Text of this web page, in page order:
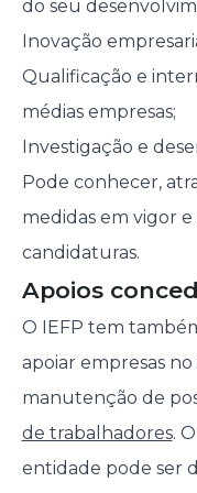
do seu
Inovação
Qualificação e
médias empresas;
Investigação e
Pode conhecer,
medidas em vigor e
candidaturas.
Apoios
O IEFP tem
apoiar empresas
manutenção de
de trabalhadores.
entidade pode ser